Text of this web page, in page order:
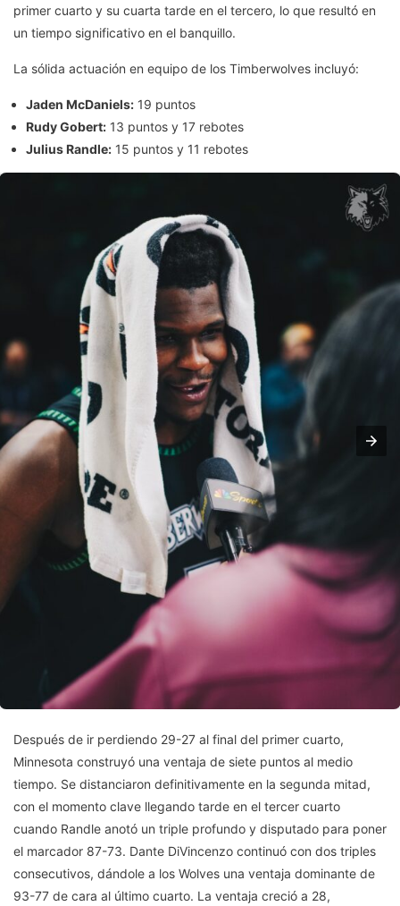
primer cuarto y su cuarta tarde en el tercero, lo que resultó en
un tiempo significativo en el banquillo.
La sólida actuación en equipo de los Timberwolves incluyó:
Jaden McDaniels: 19 puntos
Rudy Gobert: 13 puntos y 17 rebotes
Julius Randle: 15 puntos y 11 rebotes
Después de ir perdiendo 29-27 al final del primer cuarto,
Minnesota construyó una ventaja de siete puntos al medio
tiempo. Se distanciaron definitivamente en la segunda mitad,
con el momento clave llegando tarde en el tercer cuarto
cuando Randle anotó un triple profundo y disputado para poner
el marcador 87-73. Dante DiVincenzo continuó con dos triples
consecutivos, dándole a los Wolves una ventaja dominante de
93-77 de cara al último cuarto. La ventaja creció a 28,